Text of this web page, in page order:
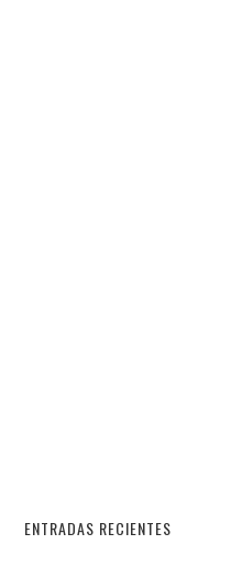
ENTRADAS RECIENTES